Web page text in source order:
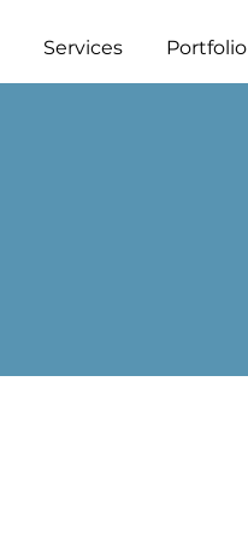
Services Portfolio